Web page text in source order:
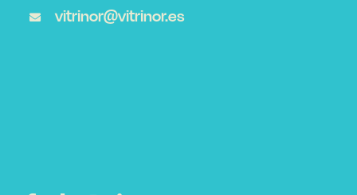
vitrinor@vitrinor.es